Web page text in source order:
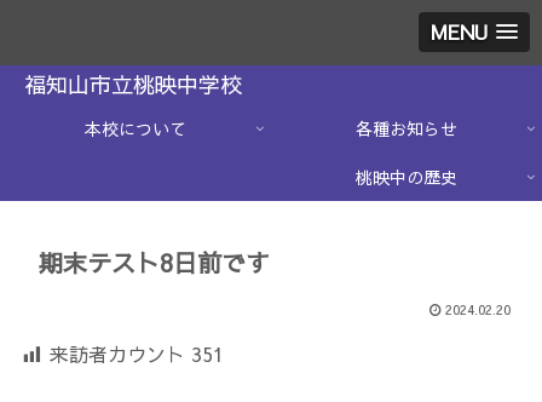
MENU
福知山市立桃映中学校
本校について
各種お知らせ
桃映中の歴史
期末テスト8日前です
2024.02.20
来訪者カウント 351